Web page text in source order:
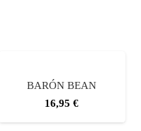
BARÓN BEAN
16,95 €